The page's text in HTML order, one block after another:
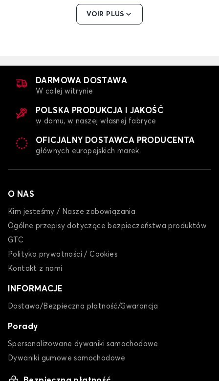
CLA
Mata do bagażnika dla MERCEDES CLASSE A
Mata do bagażnika dla MERCEDES CLASSE B
VOIR PLUS
DARMOWA DOSTAWA
W całej witrynie
POLSKA PRODUKCJA I JAKOŚĆ
w domu, w naszej własnej fabryce
OFICJALNY DOSTAWCA PRODUCENTA
głównych europejskich marek
O NAS
Kim jesteśmy / Nasze zobowiązania
Ogólne przepisy dotyczące bezpieczeństwa produktów
GTC
Polityka prywatności / Cookies
Kontakt z nami
INFORMACJE
Dostawa/Bezpieczna płatność/Gwarancja
Porady
Spersonalizowane dywaniki samochodowe
Dywaniki gumowe samochodowe